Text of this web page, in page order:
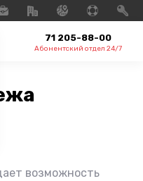
71 205-88-00
Абонентский отдел 24/7
возможность